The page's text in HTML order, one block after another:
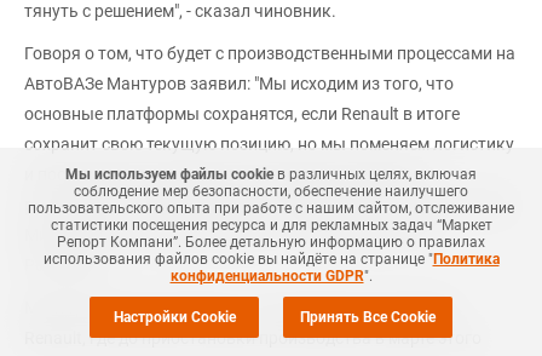
тянуть с решением", - сказал чиновник.
Говоря о том, что будет с производственными процессами на
АвтоВАЗе Мантуров заявил: "Мы исходим из того, что
основные платформы сохранятся, если Renault в итоге
сохранит свою текущую позицию, но мы поменяем логистику
и поставщиков компонентов, в первую очередь, на
российских". Новое руководство АвтоВАЗа, по словам главы
Минпромторга, будут назначать "НАМИ совместно с
Ростехом".
Мантуров также сообщил, что московскую площадку
Renault, где до приостановки производства в марте этого
Мы используем файлы cookie в различных целях, включая
соблюдение мер безопасности, обеспечение наилучшего
пользовательского опыта при работе с нашим сайтом, отслеживание
статистики посещения ресурса и для рекламных задач “Маркет
Репорт Компани”. Более детальную информацию о правилах
использования файлов cookie вы найдёте на странице "Политика
конфиденциальности GDPR".
Настройки Cookie Принять Все Cookie